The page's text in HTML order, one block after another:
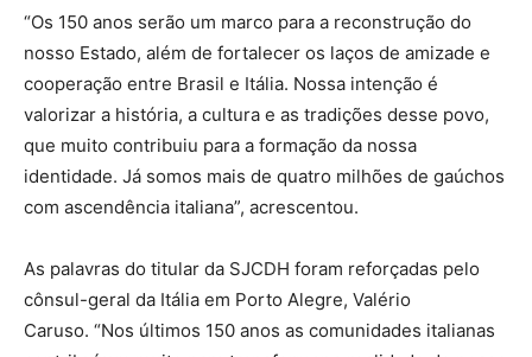
“Os 150 anos serão um marco para a reconstrução do
nosso Estado, além de fortalecer os laços de amizade e
cooperação entre Brasil e Itália. Nossa intenção é
valorizar a história, a cultura e as tradições desse povo,
que muito contribuiu para a formação da nossa
identidade. Já somos mais de quatro milhões de gaúchos
com ascendência italiana”, acrescentou.
As palavras do titular da SJCDH foram reforçadas pelo
cônsul-geral da Itália em Porto Alegre, Valério
Caruso. “Nos últimos 150 anos as comunidades italianas